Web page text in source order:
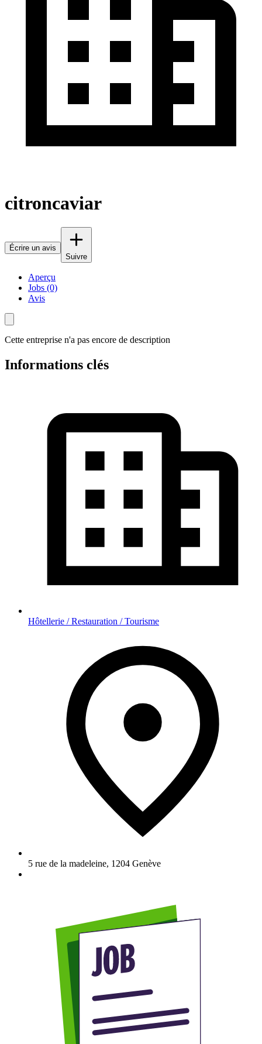
citroncaviar
Écrire un avis
Suivre
Aperçu
Jobs (0)
Avis
Cette entreprise n'a pas encore de description
Informations clés
Hôtellerie / Restauration / Tourisme
5 rue de la madeleine, 1204 Genève